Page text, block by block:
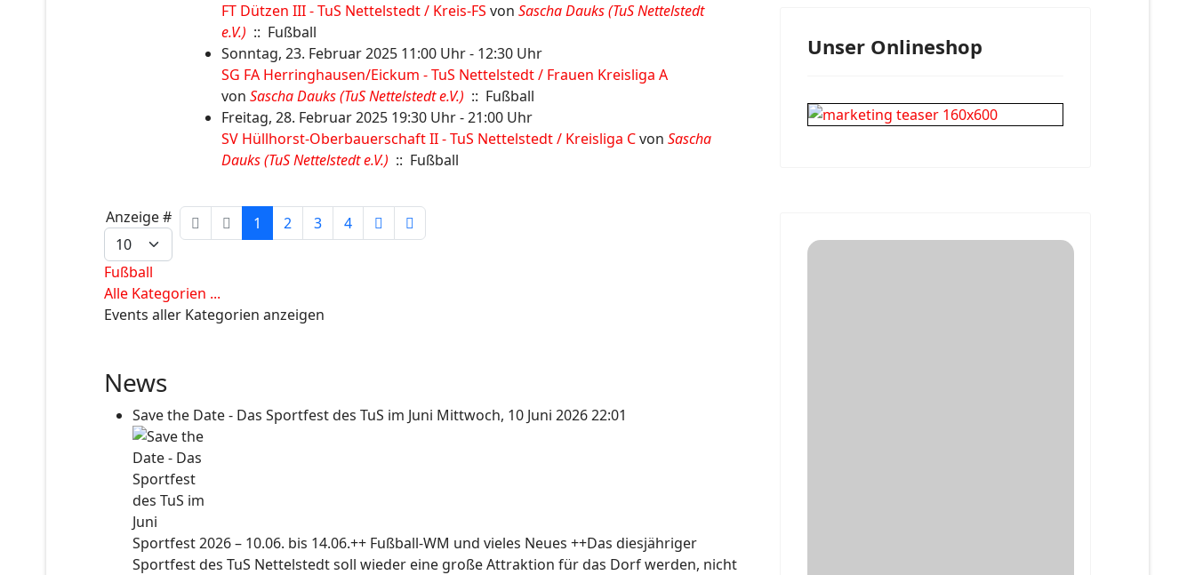
FT Dützen III - TuS Nettelstedt / Kreis-FS von Sascha Dauks (TuS Nettelstedt
e.V.) :: Fußball
Sonntag, 23. Februar 2025 11:00 Uhr - 12:30 Uhr
SG FA Herringhausen/Eickum - TuS Nettelstedt / Frauen Kreisliga A
von Sascha Dauks (TuS Nettelstedt e.V.) :: Fußball
Freitag, 28. Februar 2025 19:30 Uhr - 21:00 Uhr
SV Hüllhorst-Oberbauerschaft II - TuS Nettelstedt / Kreisliga Cvon Sascha
Dauks (TuS Nettelstedt e.V.) :: Fußball
Limite der Paginierungsliste
Anzeige # 1 2 3 4
Fußball
Alle Kategorien ...
Events aller Kategorien anzeigen
News
Save the Date - Das Sportfest des TuS im Juni Mittwoch, 10 Juni 2026 22:01
Sportfest 2026 – 10.06. bis 14.06.++ Fußball-WM und vieles Neues ++Das diesjähriger
Sportfest des TuS Nettelstedt soll wieder eine große Attraktion für das Dorf werden, nicht
Unser Onlineshop